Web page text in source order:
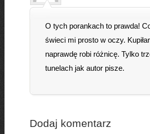
O tych porankach to prawda!
świeci mi prosto w oczy.
naprawdę robi różnicę. Tylko
tunelach jak autor pisze.
Dodaj komentarz